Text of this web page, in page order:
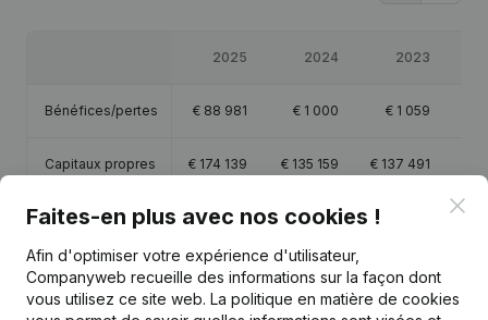
2025 2024 2023
Bénéfices/pertes € 88 981 € 1 000 € 1 059
Capitaux propres € 174 139 € 135 159 € 137 491
Marge brute €391 365 € 402 890 € 434 305 €
Personnel 5,5 7,2 9
Faites-en plus avec nos cookies !
Afin d'optimiser votre expérience d'utilisateur,
Companyweb recueille des informations sur la façon dont
vous utilisez ce site web. La politique en matière de cookies